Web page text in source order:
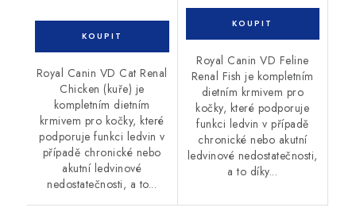
Royal Canin VD Cat Renal
Chicken (kuře) je
kompletním dietním
krmivem pro kočky, které
podporuje funkci ledvin v
případě chronické nebo
akutní ledvinové
nedostatečnosti, a to...
Royal Canin VD Feline
Renal Fish je kompletním
dietním krmivem pro
kočky, které podporuje
funkci ledvin v případě
chronické nebo akutní
ledvinové nedostatečnosti,
a to díky...